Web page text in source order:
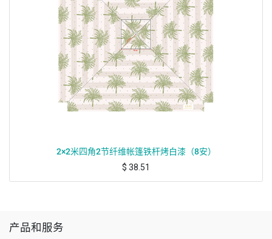
2×2米四角2节纤维帐篷铁杆烤白漆（8安）
$ 38.51
产品和服务